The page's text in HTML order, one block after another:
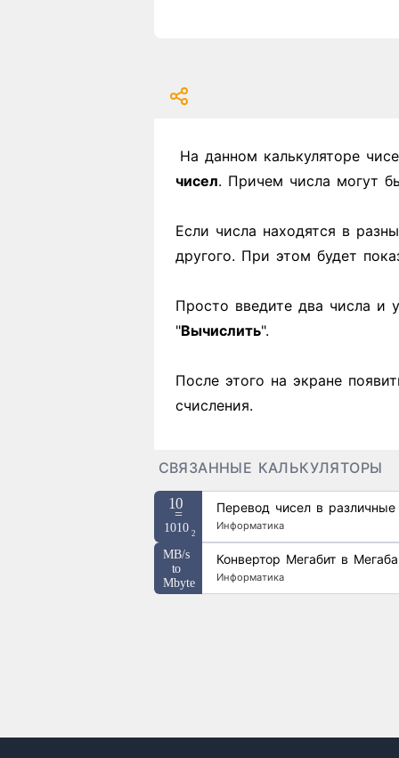
На данном калькуляторе
чисел. Причем числа могут
Если числа находятся в
другого. При этом будет
Просто введите два числа и
"Вычислить".
После этого на экране
счисления.
СВЯЗАННЫЕ КАЛЬКУЛЯТОРЫ
Перевод чисел в
Информатика
Конвертор Мегабит в
Информатика